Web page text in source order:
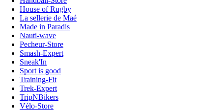
House of Rugby
La sellerie de Maé
Made in Paradis
Nauti-wave
Pecheur-Store
Smash-Expert
Sneak'In
Sport is good
Training-Fit
Trek-Expert
TripNBikers
Vélo-Store